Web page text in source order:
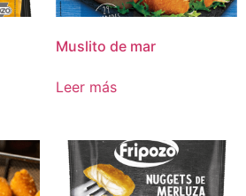
Muslito de mar
Leer más